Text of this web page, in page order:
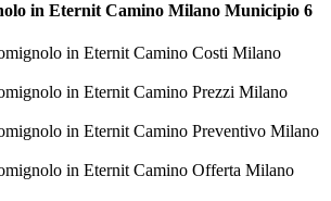
in Eternit Camino Milano Municipio 6
in Eternit Camino Costi Milano
in Eternit Camino Prezzi Milano
in Eternit Camino Preventivo Milano
in Eternit Camino Offerta Milano